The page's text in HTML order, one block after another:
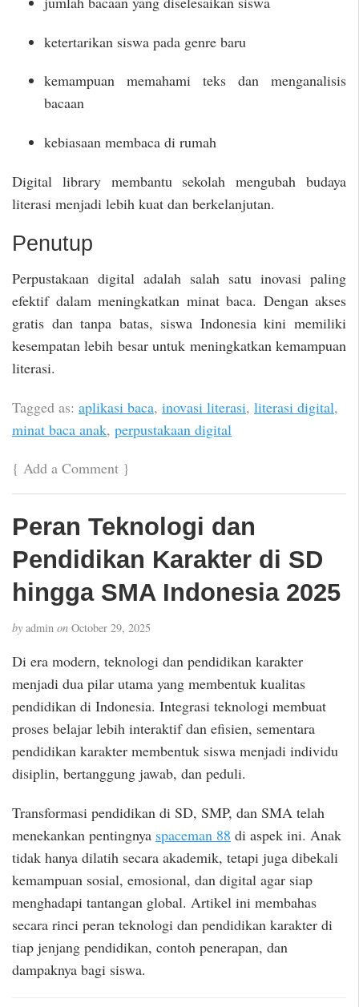
ketertarikan siswa pada genre baru
kemampuan memahami teks dan menganalisis
bacaan
kebiasaan membaca di rumah
Digital library membantu sekolah mengubah budaya
literasi menjadi lebih kuat dan berkelanjutan.
Penutup
Perpustakaan digital adalah salah satu inovasi paling
efektif dalam meningkatkan minat baca. Dengan akses
gratis dan tanpa batas, siswa Indonesia kini memiliki
kesempatan lebih besar untuk meningkatkan kemampuan
literasi.
Tagged as: aplikasi baca, inovasi literasi, literasi digital,
minat baca anak, perpustakaan digital
{ Add a Comment }
Peran Teknologi dan
Pendidikan Karakter di SD
hingga SMA Indonesia 2025
by admin on October 29, 2025
Di era modern, teknologi dan pendidikan karakter
menjadi dua pilar utama yang membentuk kualitas
pendidikan di Indonesia. Integrasi teknologi membuat
proses belajar lebih interaktif dan efisien, sementara
pendidikan karakter membentuk siswa menjadi individu
disiplin, bertanggung jawab, dan peduli.
Transformasi pendidikan di SD, SMP, dan SMA telah
menekankan pentingnya spaceman 88 di aspek ini. Anak
tidak hanya dilatih secara akademik, tetapi juga dibekali
kemampuan sosial, emosional, dan digital agar siap
menghadapi tantangan global. Artikel ini membahas
secara rinci peran teknologi dan pendidikan karakter di
tiap jenjang pendidikan, contoh penerapan, dan
dampaknya bagi siswa.